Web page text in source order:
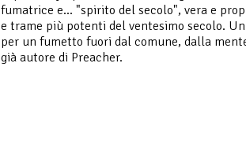
fumatrice e... "spirito del secolo", vera e
e trame più potenti del ventesimo secolo.
per un fumetto fuori dal comune, dalla
già autore di Preacher.